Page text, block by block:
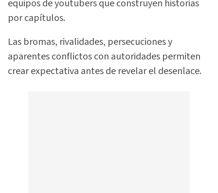
equipos de youtubers que construyen historias
por capítulos.
Las bromas, rivalidades, persecuciones y
aparentes conflictos con autoridades permiten
crear expectativa antes de revelar el desenlace.